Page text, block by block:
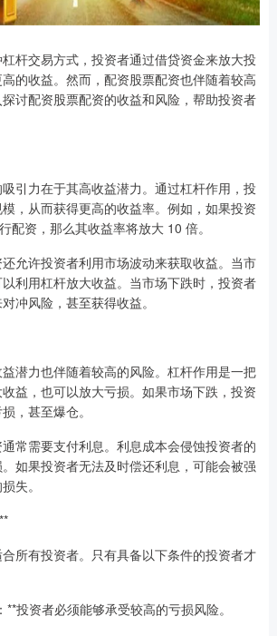
杆交易方式，投资者通过借贷资金来放大投
的收益。然而，配资股票配资也伴随着较高
讨配资股票配资的收益和风险，帮助投资者
引力在于其高收益潜力。通过杠杆作用，投
，从而获得更高的收益率。例如，如果投资
配资，那么其收益率将放大 10 倍。
允许投资者利用市场波动来获取收益。当市
利用杠杆放大收益。当市场下跌时，投资者
冲风险，甚至获得收益。
潜力也伴随着较高的风险。杠杆作用是一把
益，也可以放大亏损。如果市场下跌，投资
，甚至爆仓。
常需要支付利息。利息成本会侵蚀投资者的
如果投资者无法及时偿还利息，可能会被强
失。
所有投资者。只有具备以下条件的投资者才
投资者必须能够承受较高的亏损风险。